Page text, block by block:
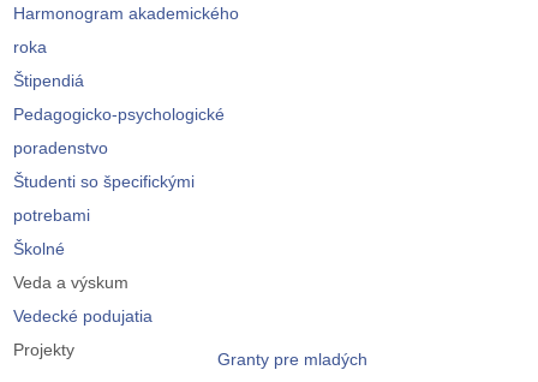
Harmonogram akademického
roka
Štipendiá
Pedagogicko-psychologické
poradenstvo
Študenti so špecifickými
potrebami
Školné
Veda a výskum
Vedecké podujatia
Projekty
Granty pre mladých